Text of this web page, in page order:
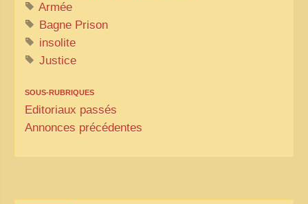
2025 LAOS 1950 CPSM
2026 PERI, VIÊT-CONG
VIETNAM
MUSÉES
Armée
Bagne Prison
insolite
Justice
SOUS-RUBRIQUES
Editoriaux passés
Annonces précédentes